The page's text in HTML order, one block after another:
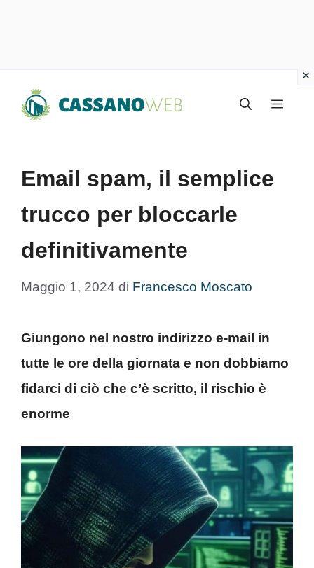
Menu
Email spam, il semplice
trucco per bloccarle
definitivamente
Maggio 1, 2024 di Francesco Moscato
Giungono nel nostro indirizzo e-mail in
tutte le ore della giornata e non dobbiamo
fidarci di ciò che c’è scritto, il rischio è
enorme